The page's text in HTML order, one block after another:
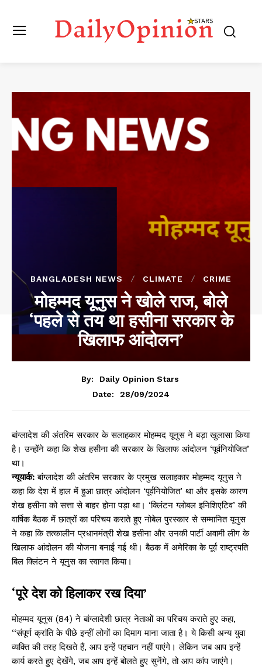
BANGLADESH NEWS CLIMATE CRIME
मोहम्मद यूनुस ने खोले राज, बोले
‘पहले से तय था हसीना सरकार के
खिलाफ आंदोलन’
By:
Daily Opinion Stars
Date:
28/09/2024
बांग्लादेश की अंतरिम सरकार के सलाहकार मोहम्मद यूनुस ने बड़ा खुलासा किया
है। उन्होंने कहा कि शेख हसीना की सरकार के खिलाफ आंदोलन ‘पूर्वनियोजित’
था।
न्यूयार्क: बांग्लादेश की अंतरिम सरकार के प्रमुख सलाहकार मोहम्मद यूनुस ने
कहा कि देश में हाल में हुआ छात्र आंदोलन ‘पूर्वनियोजित’ था और इसके कारण
शेख हसीना को सत्ता से बाहर होना पड़ा था। ‘क्लिंटन ग्लोबल इनिशिएटिव’ की
वार्षिक बैठक में छात्रों का परिचय कराते हुए नोबेल पुरस्कार से सम्मानित यूनुस
ने कहा कि तत्कालीन प्रधानमंत्री शेख हसीना और उनकी पार्टी अवामी लीग के
खिलाफ आंदोलन की योजना बनाई गई थी। बैठक में अमेरिका के पूर्व राष्ट्रपति
बिल क्लिंटन ने यूनुस का स्वागत किया।
‘पूरे देश को हिलाकर रख दिया’
मोहम्मद यूनुस (84) ने बांग्लादेशी छात्र नेताओं का परिचय कराते हुए कहा,
‘‘संपूर्ण क्रांति के पीछे इन्हीं लोगों का दिमाग माना जाता है। ये किसी अन्य युवा
व्यक्ति की तरह दिखते हैं, आप इन्हें पहचान नहीं पाएंगे। लेकिन जब आप इन्हें
कार्य करते हुए देखेंगे, जब आप इन्हें बोलते हुए सुनेंगे, तो आप कांप जाएंगे।